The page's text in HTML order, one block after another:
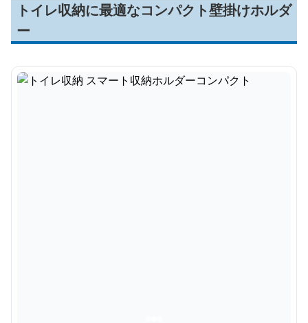
トイレ収納に最適なコンパクト壁掛けホルダ
ー